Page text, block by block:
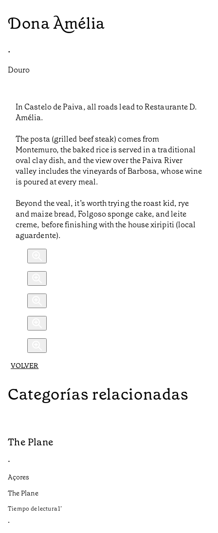
Dona Amélia
•
Douro
In Castelo de Paiva, all roads lead to Restaurante D.
Amélia.
The posta (grilled beef steak) comes from
Montemuro, the baked rice is served in a traditional
oval clay dish, and the view over the Paiva River
valley includes the vineyards of Barbosa, whose wine
is poured at every meal.
Beyond the veal, it’s worth trying the roast kid, rye
and maize bread, Folgoso sponge cake, and leite
creme, before finishing with the house xiripiti (local
aguardente).
VOLVER
Categorías relacionadas
The Plane
•
Açores
The Plane
Tiempo de lectura1’
•